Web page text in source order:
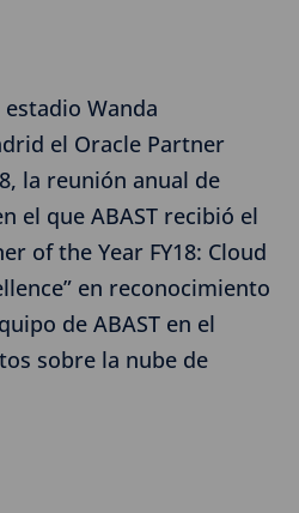
Wanda
el Oracle Partner
la reunión anual de
el que ABAST recibió el
of the Year FY18: Cloud
en reconocimiento
de ABAST en el
sobre la nube de